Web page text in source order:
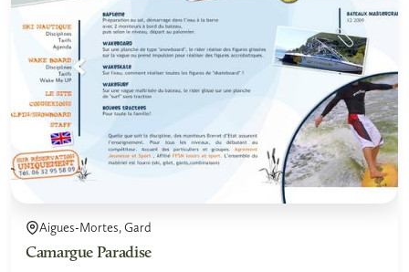
Aigues-Mortes, Gard
Camargue Paradise